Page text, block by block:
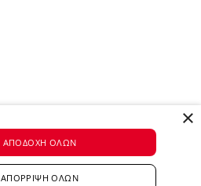
×
ΑΠΟΔΟΧΉ ΌΛΩΝ
ΑΠΌΡΡΙΨΗ ΌΛΩΝ